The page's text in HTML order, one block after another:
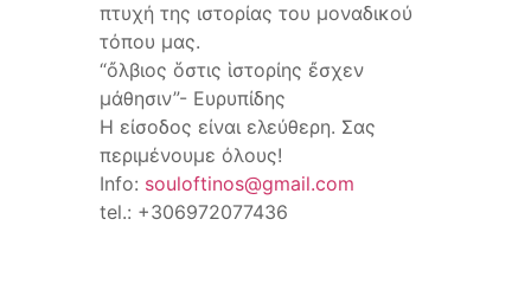
πτυχή της ιστορίας του μοναδικού
τόπου μας.
“ὄλβιος ὅστις ἱστορίης ἔσχεν
μάθησιν”- Ευρυπίδης
Η είσοδος είναι ελεύθερη. Σας
περιμένουμε όλους!
Info: souloftinos@gmail.com
tel.: +306972077436